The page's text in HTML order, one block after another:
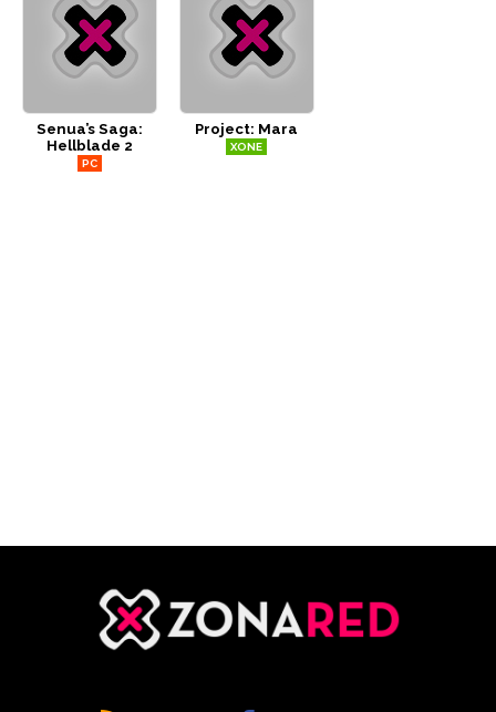
Senua’s Saga:
Hellblade 2
PC
Project: Mara
XONE